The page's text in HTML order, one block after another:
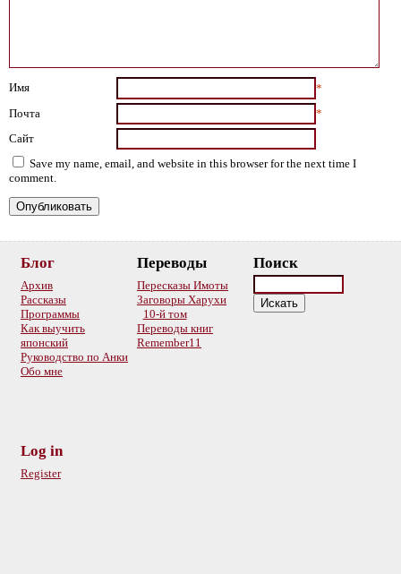
Имя
*
Почта
*
Сайт
Save my name, email, and website in this browser for the next time I
comment.
Блог
Архив
Рассказы
Программы
Как выучить
японский
Руководство по Анки
Обо мне
Переводы
Пересказы Имоты
Заговоры Харухи
10-й том
Переводы книг
Remember11
Поиск
Log in
Register